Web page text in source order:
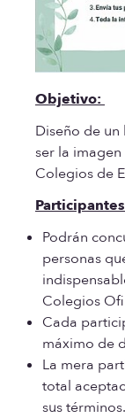
Objetivo:
Diseño de
ser la
Colegios de
Podrán
personas
Colegios
Cada
máximo de
La mera
total
sus términos.